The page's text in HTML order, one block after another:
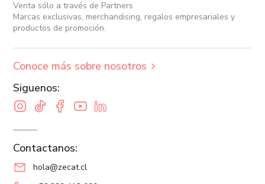
Venta sólo a través de Partners
Marcas exclusivas, merchandising, regalos empresariales y
productos de promoción.
Conoce más sobre nosotros
Siguenos:
Contactanos:
hola@zecat.cl